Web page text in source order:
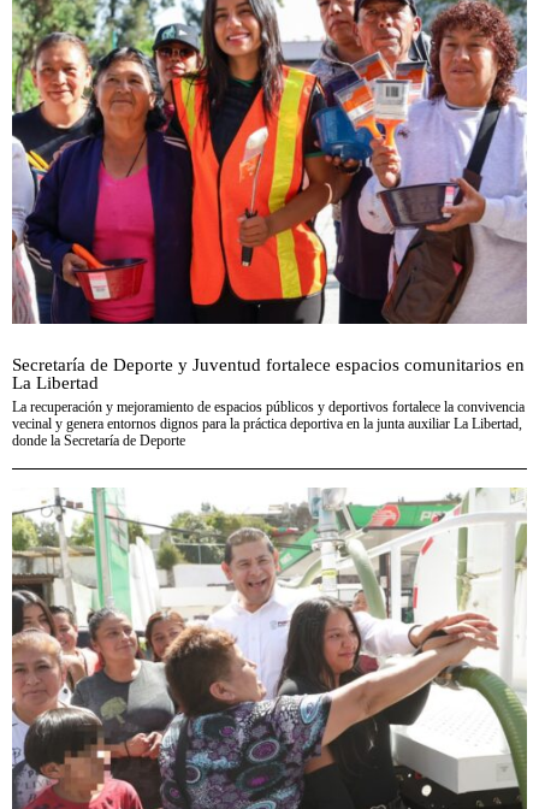
Secretaría de Deporte y Juventud fortalece espacios comunitarios en
La Libertad
La recuperación y mejoramiento de espacios públicos y deportivos fortalece la convivencia
vecinal y genera entornos dignos para la práctica deportiva en la junta auxiliar La Libertad,
donde la Secretaría de Deporte